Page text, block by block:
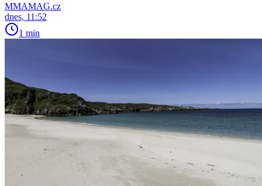
MMAMAG.cz
dnes, 11:52
1 min